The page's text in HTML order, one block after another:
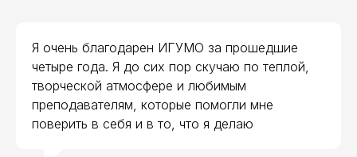
Я очень благодарен ИГУМО за прошедшие
четыре года. Я до сих пор скучаю по теплой,
творческой атмосфере и любимым
преподавателям, которые помогли мне
поверить в себя и в то, что я делаю